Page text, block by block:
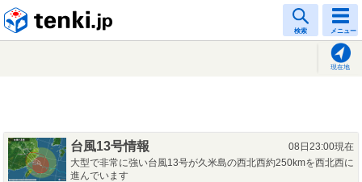
検索 メニュー
現在地
台風13号情報
08日23:00現在
大型で非常に強い台風13号が久米島の西北西約250kmを西北西に
進んでいます